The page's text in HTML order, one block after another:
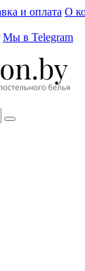
и оплата О
Мы в Telegram